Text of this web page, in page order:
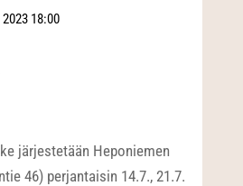
18:00
järjestetään Heponiemen
46) perjantaisin 14.7., 21.7.